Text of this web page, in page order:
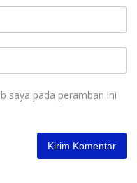
saya pada peramban ini